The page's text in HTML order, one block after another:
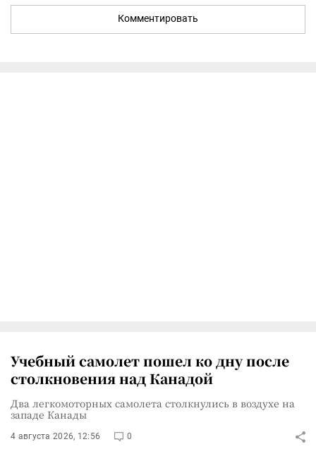
Комментировать
Учебный самолет пошел ко дну после
столкновения над Канадой
Два легкомоторных самолета столкнулись в воздухе на
западе Канады
4 августа 2026, 12:56 0